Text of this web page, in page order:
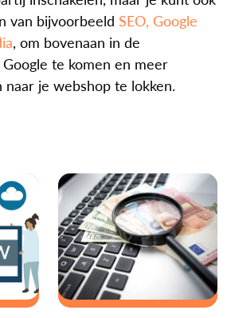
van bijvoorbeeld SEO, Google
, om bovenaan in de
te komen en meer
je webshop te lokken.